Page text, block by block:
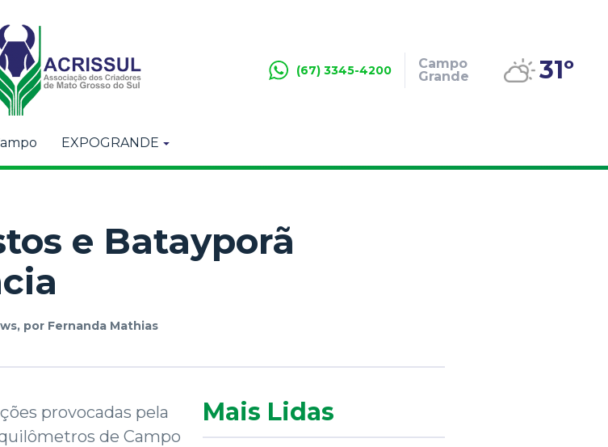
(67) 3345-4200
Campo
Grande
31º
EXPOGRANDE
e Batayporã
por Fernanda Mathias
provocadas pela
de Campo
Mais Lidas